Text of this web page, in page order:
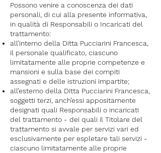
Possono venire a conoscenza dei dati
personali, di cui alla presente informativa,
in qualità di Responsabili o Incaricati del
trattamento:
all’interno della Ditta Pucciarini Francesca,
il personale qualificato, ciascuno
limitatamente alle proprie competenze e
mansioni e sulla base dei compiti
assegnati e delle istruzioni impartite;
all’esterno della Ditta Pucciarini Francesca,
soggetti terzi, anch’essi appositamente
designati quali Responsabili o incaricati
del trattamento - dei quali il Titolare del
trattamento si avvale per servizi vari ed
esclusivamente per espletare tali servizi -
ciascuno limitatamente alle proprie